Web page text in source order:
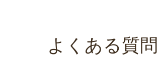
よくある質問